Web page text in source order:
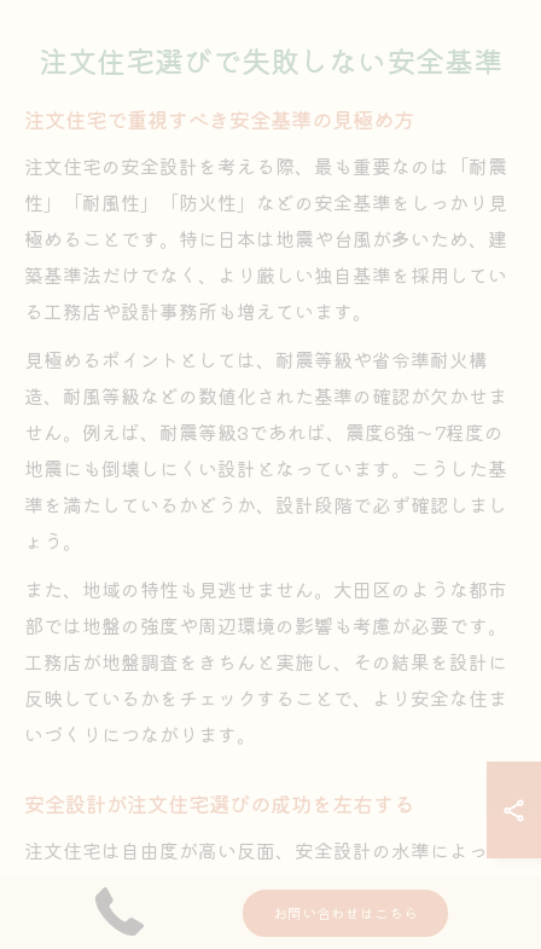
注文住宅選びで失敗しない安全基準
注文住宅で重視すべき安全基準の見極め方
注文住宅の安全設計を考える際、最も重要なのは「耐震
性」「耐風性」「防火性」などの安全基準をしっかり見
極めることです。特に日本は地震や台風が多いため、建
築基準法だけでなく、より厳しい独自基準を採用してい
る工務店や設計事務所も増えています。
見極めるポイントとしては、耐震等級や省令準耐火構
造、耐風等級などの数値化された基準の確認が欠かせま
せん。例えば、耐震等級3であれば、震度6強〜7程度の
地震にも倒壊しにくい設計となっています。こうした基
準を満たしているかどうか、設計段階で必ず確認しまし
ょう。
また、地域の特性も見逃せません。大田区のような都市
部では地盤の強度や周辺環境の影響も考慮が必要です。
工務店が地盤調査をきちんと実施し、その結果を設計に
反映しているかをチェックすることで、より安全な住ま
いづくりにつながります。
安全設計が注文住宅選びの成功を左右する
注文住宅は自由度が高い反面、安全設計の水準によって
家族の安心感が大きく変わります。安全設計がしっかり
していれば、将来的な自然災害や家庭内事故のリスクを
お問い合わせはこちら